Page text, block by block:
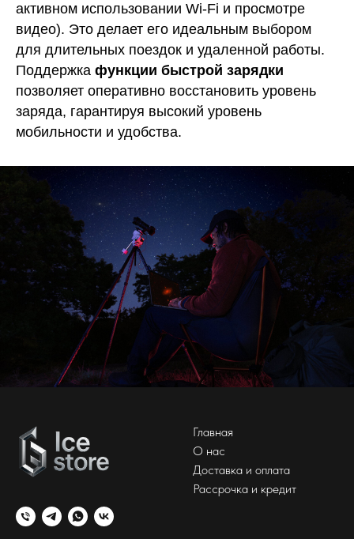
активном использовании Wi-Fi и просмотре
видео). Это делает его идеальным выбором
для длительных поездок и удаленной работы.
Поддержка функции быстрой зарядки
позволяет оперативно восстановить уровень
заряда, гарантируя высокий уровень
мобильности и удобства.
Главная
О нас
Доставка и оплата
Рассрочка и кредит